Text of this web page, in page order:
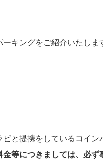
キングをご紹介いたしま
ビと提携をしているコイ
金等につきましては、必ず